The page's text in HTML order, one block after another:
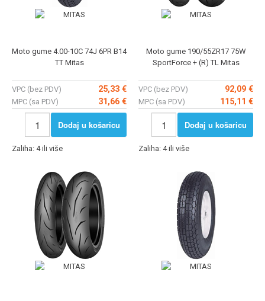
Moto gume 4.00-10C 74J 6PR B14
TT Mitas
VPC (bez PDV) 25,33 €
MPC (sa PDV) 31,66 €
Dodaj u košaricu
Zaliha: 4 ili više
Moto gume 190/55ZR17 75W
SportForce + (R) TL Mitas
VPC (bez PDV) 92,09 €
MPC (sa PDV) 115,11 €
Dodaj u košaricu
Zaliha: 4 ili više